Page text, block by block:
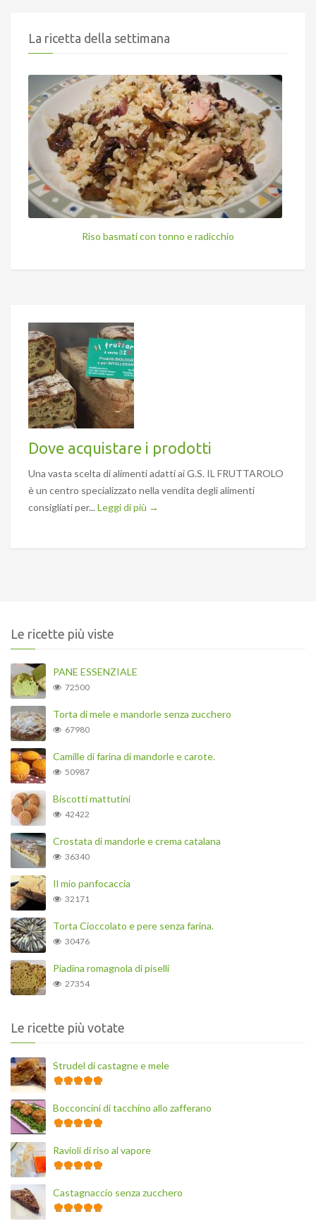
La ricetta della settimana
Riso basmati con tonno e radicchio
Dove acquistare i prodotti
Una vasta scelta di alimenti adatti ai G.S. IL FRUTTAROLO
è un centro specializzato nella vendita degli alimenti
consigliati per... Leggi di più →
Le ricette più viste
PANE ESSENZIALE
72500
Torta di mele e mandorle senza zucchero
67980
Camille di farina di mandorle e carote.
50987
Biscotti mattutini
42422
Crostata di mandorle e crema catalana
36340
Il mio panfocaccia
32171
Torta Cioccolato e pere senza farina.
30476
Piadina romagnola di piselli
27354
Le ricette più votate
Strudel di castagne e mele
Bocconcini di tacchino allo zafferano
Ravioli di riso al vapore
Castagnaccio senza zucchero